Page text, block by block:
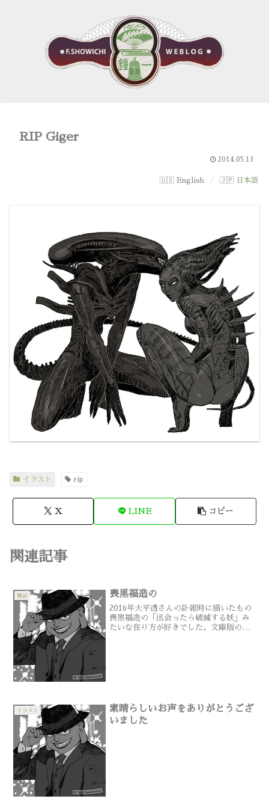
RIP Giger
2014.05.13
English 日本語
イラスト rip
X LINE コピー
関連記事
雑記 喪黒福造の
2016年大平透さんの訃報時に描いたもの
喪黒福造の「出会ったら破滅する妖」み
たいな在り方が好きでした。文庫版の後
イラスト
素晴らしいお声をありがとうござ
いました